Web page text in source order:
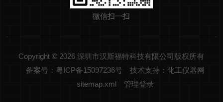
微信扫一扫
Copyright © 2026 深圳市汉斯福特科技有限公司版权所有
备案号：粤ICP备15097236号
技术支持：化工仪器网
sitemap.xml
管理登录